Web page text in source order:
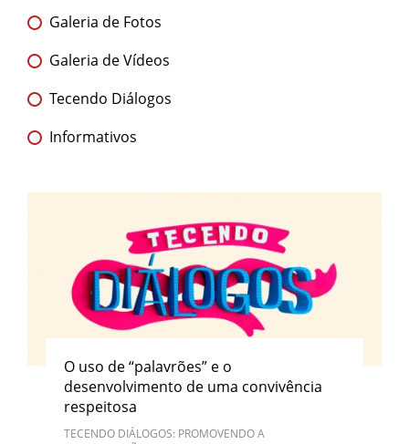
Galeria de Fotos
Galeria de Vídeos
Tecendo Diálogos
Informativos
O uso de “palavrões” e o
desenvolvimento de uma convivência
respeitosa
TECENDO DIÁLOGOS: PROMOVENDO A